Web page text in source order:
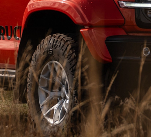
I поколение (2002-2007)
I покол., I рест. (2007-2009)
LC100 AT35
X поколение (1998-2002)
X покол., I рест. (2002-2005)
X покол., II рест. (2005-2007)